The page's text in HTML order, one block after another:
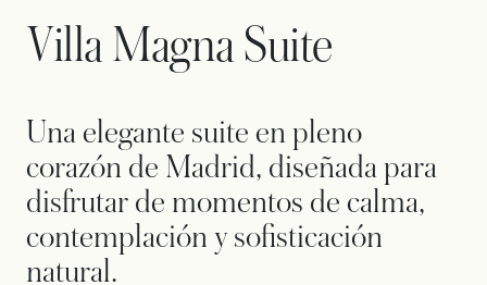
Villa Magna Suite
Una elegante suite en pleno
corazón de Madrid, diseñada para
disfrutar de momentos de calma,
contemplación y sofisticación
natural.